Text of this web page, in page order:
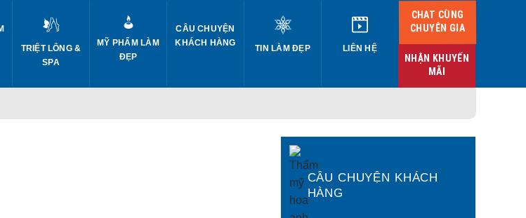
TRIỆT LÔNG &
SPA
MỸ PHẨM LÀM
ĐẸP
CÂU CHUYỆN
KHÁCH HÀNG
TIN LÀM ĐẸP LIÊN HỆ
CHAT CÙNG
CHUYÊN GIA
NHẬN KHUYẾN
MÃI
CÂU CHUYỆN KHÁCH
HÀNG